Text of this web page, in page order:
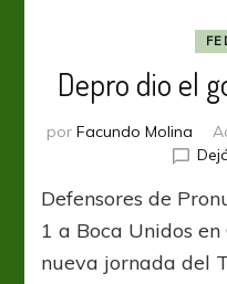
Depro dio el
por Facundo Molina
Defensores de
1 a Boca Unidos
nueva jornada del